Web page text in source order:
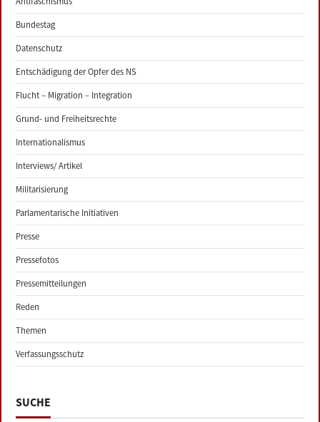
Bundestag
Datenschutz
Entschädigung der Opfer des NS
Flucht – Migration – Integration
Grund- und Freiheitsrechte
Internationalismus
Interviews/ Artikel
Militarisierung
Parlamentarische Initiativen
Presse
Pressefotos
Pressemitteilungen
Reden
Themen
Verfassungsschutz
SUCHE